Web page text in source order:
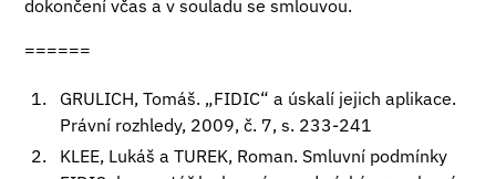
dokončení včas a v souladu se smlouvou.
======
GRULICH, Tomáš. „FIDIC“ a úskalí jejich aplikace.
Právní rozhledy, 2009, č. 7, s. 233-241
KLEE, Lukáš a TUREK, Roman. Smluvní podmínky